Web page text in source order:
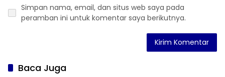
Simpan nama, email, dan situs web saya pada
peramban ini untuk komentar saya berikutnya.
Baca Juga